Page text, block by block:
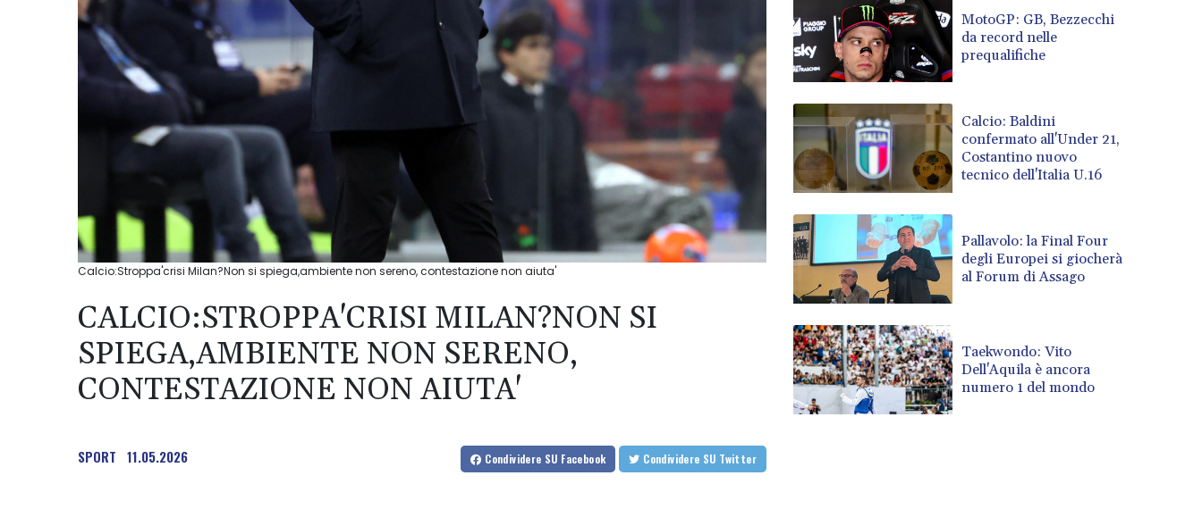
Calcio:Stroppa'crisi Milan?Non si spiega,ambiente non sereno, contestazione non aiuta'
CALCIO:STROPPA'CRISI MILAN?NON SI
SPIEGA,AMBIENTE NON SERENO,
CONTESTAZIONE NON AIUTA'
SPORT 11.05.2026 Condividere SU Facebook Condividere SU Twitter
MotoGP: GB, Bezzecchi
da record nelle
prequalifiche
Calcio: Baldini
confermato all'Under 21,
Costantino nuovo
tecnico dell'Italia U.16
Pallavolo: la Final Four
degli Europei si giocherà
al Forum di Assago
Taekwondo: Vito
Dell'Aquila è ancora
numero 1 del mondo